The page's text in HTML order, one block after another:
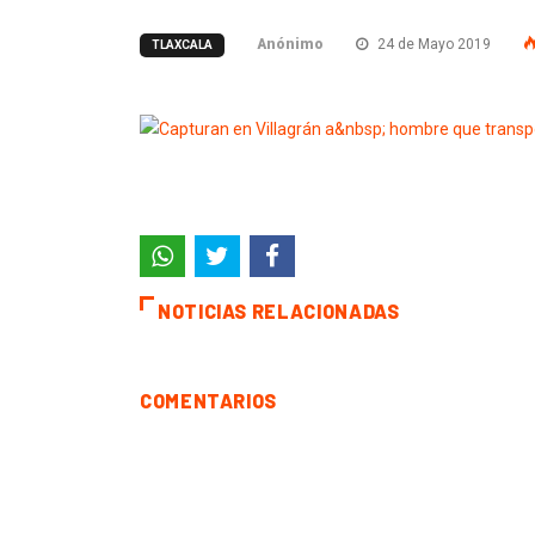
TLAXCALA Anónimo 24 de Mayo 2019
NOTICIAS RELACIONADAS
COMENTARIOS